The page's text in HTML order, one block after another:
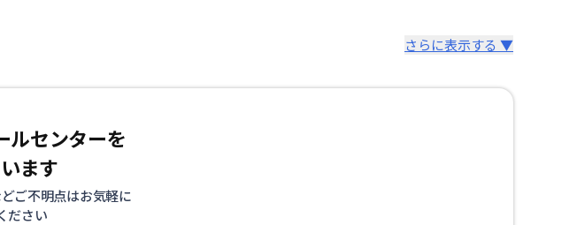
さらに表示する ▼
ルセンターを
ます
ご不明点はお気軽に
ださい